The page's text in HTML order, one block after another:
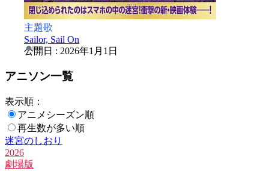
主題歌
Sailor, Sail On
公開日 : 2026年1月1日
アニソン一覧
表示順：
アニメシーズン順
再生数が多い順
迷宮のしおり
2026
劇場版